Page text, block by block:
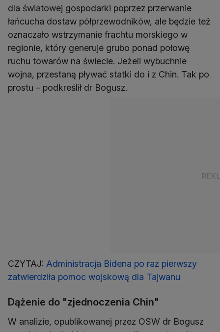
dla światowej gospodarki poprzez przerwanie
łańcucha dostaw półprzewodników, ale będzie też
oznaczało wstrzymanie frachtu morskiego w
regionie, który generuje grubo ponad połowę
ruchu towarów na świecie. Jeżeli wybuchnie
wojna, przestaną pływać statki do i z Chin. Tak po
prostu – podkreślił dr Bogusz.
CZYTAJ: Administracja Bidena po raz pierwszy
zatwierdziła pomoc wojskową dla Tajwanu
Dążenie do "zjednoczenia Chin"
W analizie, opublikowanej przez OSW dr Bogusz